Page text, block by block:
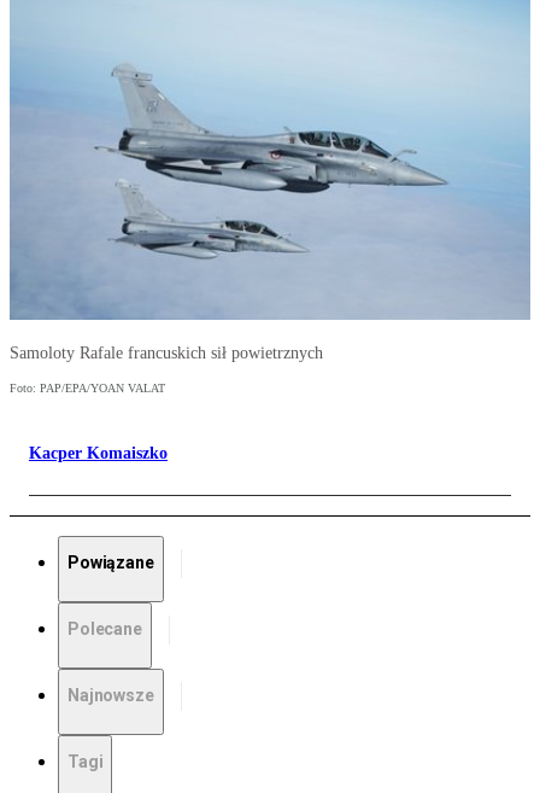
Samoloty Rafale francuskich sił powietrznych
Foto: PAP/EPA/YOAN VALAT
Kacper Komaiszko
Powiązane
Polecane
Najnowsze
Tagi